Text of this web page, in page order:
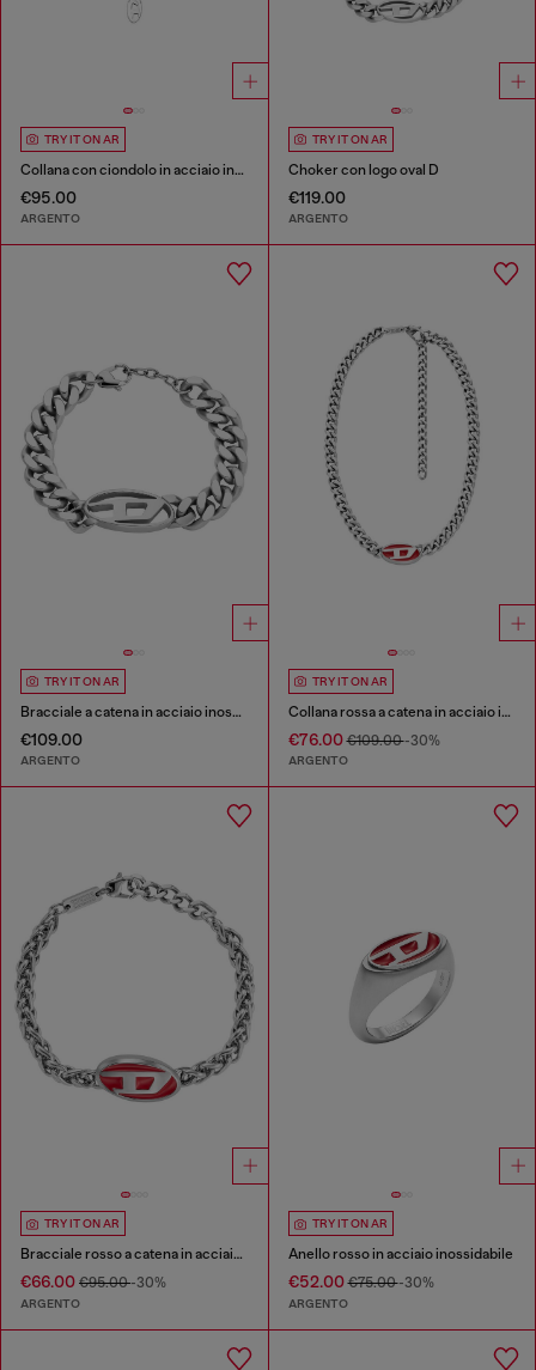
TRY IT ON AR
Collana con ciondolo in acciaio inossidabile
€95.00
ARGENTO
TRY IT ON AR
Choker con logo oval D
€119.00
ARGENTO
TRY IT ON AR
Bracciale a catena in acciaio inossidabile con logo oval D
€109.00
ARGENTO
TRY IT ON AR
Collana rossa a catena in acciaio inossidabile
€76.00€109.00-30%
ARGENTO
TRY IT ON AR
Bracciale rosso a catena in acciaio inossidabile
€66.00 €95.00-30%
ARGENTO
TRY IT ON AR
Anello rosso in acciaio inossidabile
€52.00€75.00-30%
ARGENTO